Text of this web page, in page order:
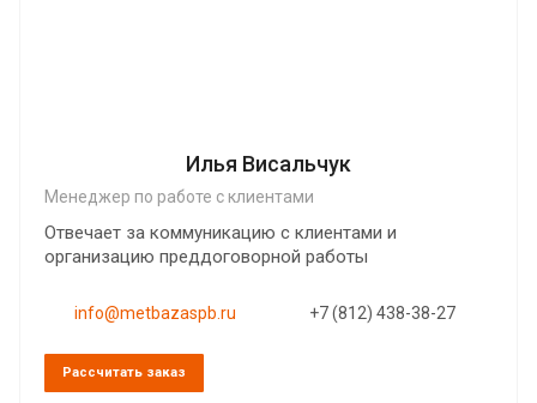
Илья Висальчук
Менеджер по работе с клиентами
Отвечает за коммуникацию с клиентами и
организацию преддоговорной работы
info@metbazaspb.ru +7 (812) 438-38-27
Рассчитать заказ